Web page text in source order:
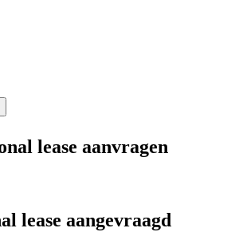
lease aanvragen
lease aangevraagd